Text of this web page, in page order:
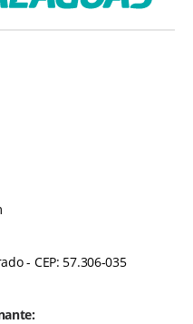
- CEP: 57.306-035